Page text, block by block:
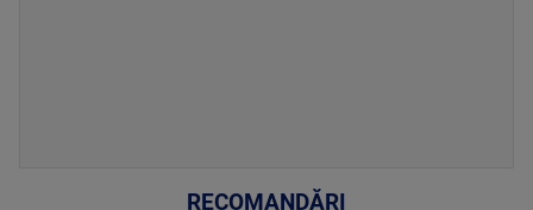
RECOMANDĂRI